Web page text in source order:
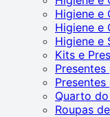
Higiene e
Higiene e
Higiene e
Kits e
Quarto
Roupas